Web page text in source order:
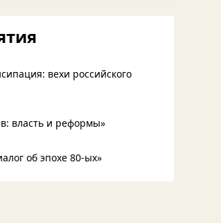
вехи российского
власть и реформы»
об эпохе 80-ых»